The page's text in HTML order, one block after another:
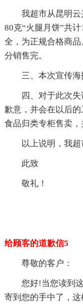
我超市从昆明
80克“火腿月饼”共
全，为正规合格商
分销售完。
三、本次宣传海
四、对于此次
歉意，并会在以后
食品归类专柜售卖，
以上说明，我超
此致
敬礼！
给顾客的道歉信5
尊敬的客户：
您好!当您读到
寄到您的手中了，